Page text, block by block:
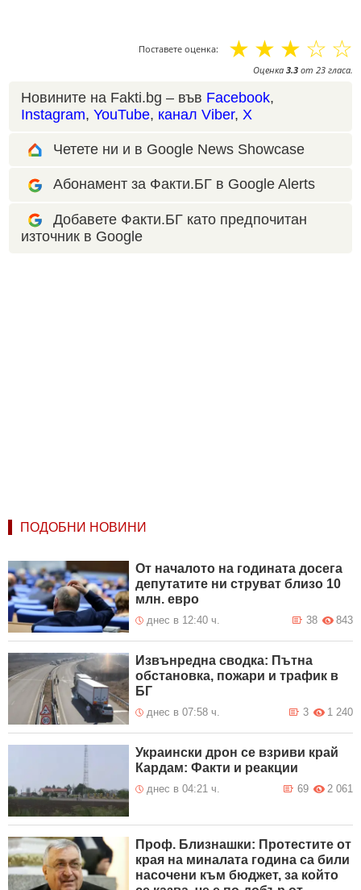
Поставете оценка: ☆
☆
☆
☆
☆
Оценка 3.3 от 23 гласа.
Новините на Fakti.bg – във Facebook,
Instagram, YouTube, канал Viber, X
Четете ни и в Google News Showcase
Абонамент за Факти.БГ в Google Alerts
Добавете Факти.БГ като предпочитан
източник в Google
ПОДОБНИ НОВИНИ
От началото на годината досега
депутатите ни струват близо 10
млн. евро
днес в 12:40 ч. 843
38
Извънредна сводка: Пътна
обстановка, пожари и трафик в
БГ
днес в 07:58 ч. 1 240
3
Украински дрон се взриви край
Кардам: Факти и реакции
днес в 04:21 ч. 2 061
69
Проф. Близнашки: Протестите от
края на миналата година са били
насочени към бюджет, за който